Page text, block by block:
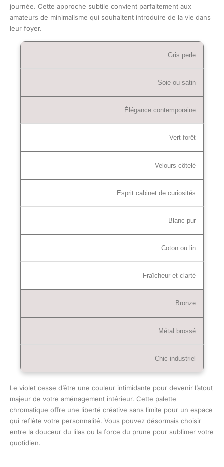
journée. Cette approche subtile convient parfaitement aux
amateurs de minimalisme qui souhaitent introduire de la vie dans
leur foyer.
Gris perle
Soie ou satin
Élégance contemporaine
Vert forêt
Velours côtelé
Esprit cabinet de curiosités
Blanc pur
Coton ou lin
Fraîcheur et clarté
Bronze
Métal brossé
Chic industriel
Le violet cesse d’être une couleur intimidante pour devenir l’atout
majeur de votre aménagement intérieur. Cette palette
chromatique offre une liberté créative sans limite pour un espace
qui reflète votre personnalité. Vous pouvez désormais choisir
entre la douceur du lilas ou la force du prune pour sublimer votre
quotidien.